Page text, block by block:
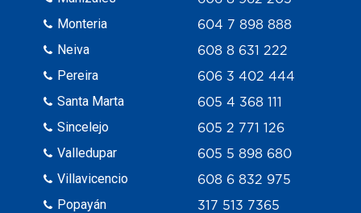
Monteria
Neiva
Pereira
Santa Marta
Sincelejo
Valledupar
Villavicencio
Popayán
604 7 898 888
608 8 631 222
606 3 402 444
605 4 368 111
605 2 771 126
605 5 898 680
608 6 832 975
317 513 7365